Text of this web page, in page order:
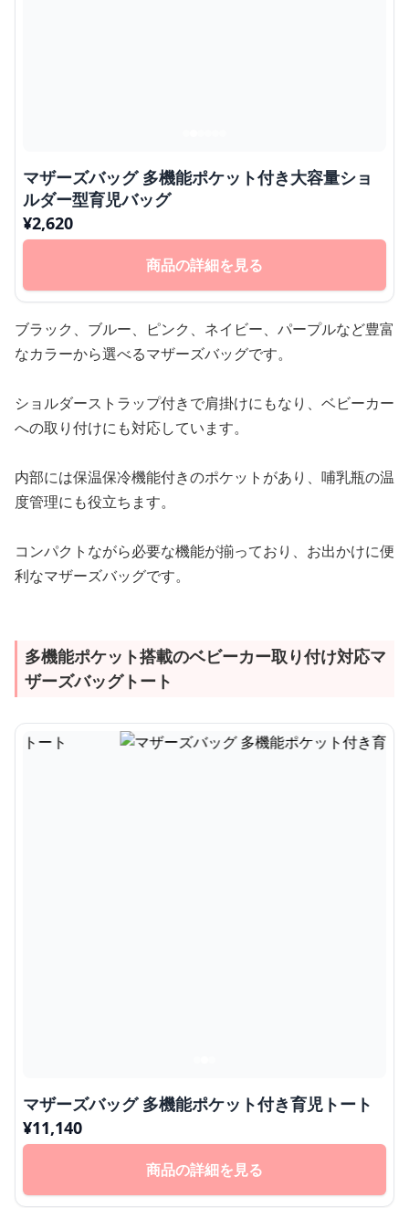
マザーズバッグ 多機能ポケット付き大容量ショ
ルダー型育児バッグ
¥2,620
商品の詳細を見る
ブラック、ブルー、ピンク、ネイビー、パープルなど豊富
なカラーから選べるマザーズバッグです。
ショルダーストラップ付きで肩掛けにもなり、ベビーカー
への取り付けにも対応しています。
内部には保温保冷機能付きのポケットがあり、哺乳瓶の温
度管理にも役立ちます。
コンパクトながら必要な機能が揃っており、お出かけに便
利なマザーズバッグです。
多機能ポケット搭載のベビーカー取り付け対応マ
ザーズバッグトート
マザーズバッグ 多機能ポケット付き育児トート
¥11,140
商品の詳細を見る